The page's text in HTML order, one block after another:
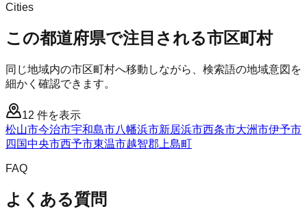
Cities
この都道府県で注目される市区町村
同じ地域内の市区町村へ移動しながら、検索語の地域意図を
細かく確認できます。
12 件を表示
松山市今治市宇和島市八幡浜市新居浜市西条市大洲市伊予市
四国中央市西予市東温市越智郡上島町
FAQ
よくある質問